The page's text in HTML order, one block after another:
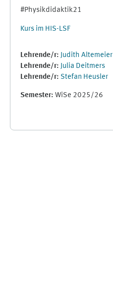
#Physikdidaktik21
Kurs im HIS-LSF
Lehrende/r: Judith Altemeier
Lehrende/r: Julia Deitmers
Lehrende/r: Stefan Heusler
Semester: WiSe 2025/26